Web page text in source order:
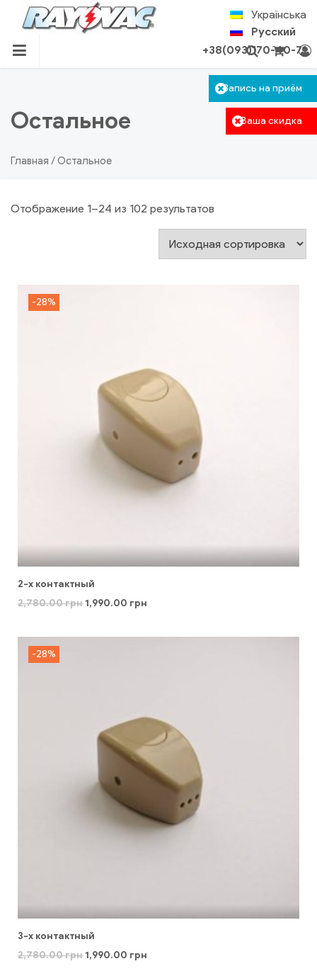
content
Ваша скидка
Запись на приём
RU.RAYOVAC.COM.UA
Українська
Русский
+38(093)170-40-71
Поиск
Остальное
Главная / Остальное
Отображение 1–24 из 102 результатов
-28%
2-х контактный
2,780.00грн1,990.00 грн
-28%
3-х контактный
2,780.00грн1,990.00 грн